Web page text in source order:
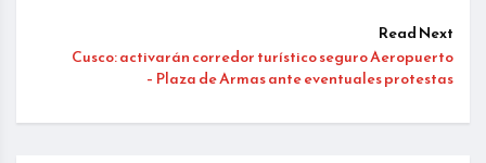
Read Next
Cusco: activarán corredor turístico seguro Aeropuerto
– Plaza de Armas ante eventuales protestas